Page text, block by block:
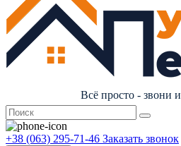
Всё просто - звони
+38 (063) 295-71-46 Заказать звонок